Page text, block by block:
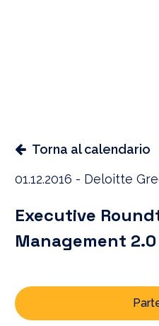
Torna al calendario
01.12.2016 - Deloitte
Executive
Management 2.0